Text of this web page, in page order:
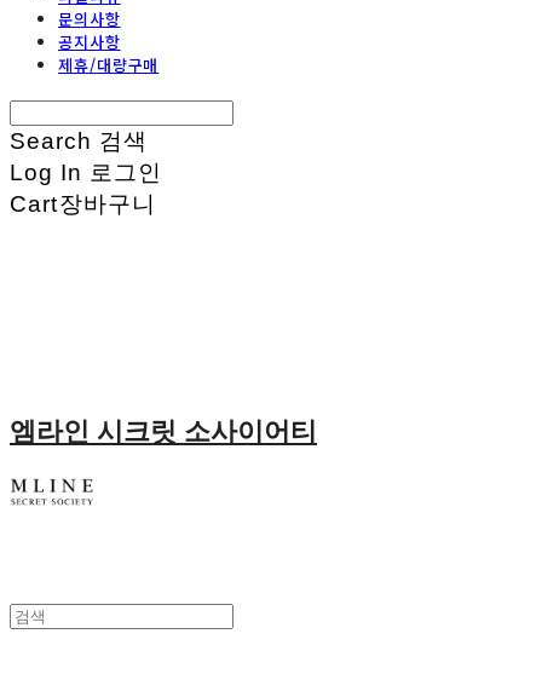
문의사항
공지사항
제휴/대량구매
Search 검색
Log In 로그인
Cart장바구니
엠라인 시크릿 소사이어티